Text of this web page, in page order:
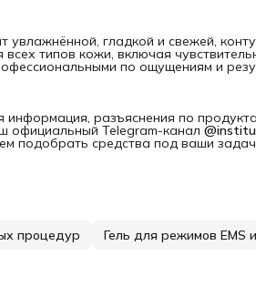
гладкой и свежей,
всех типов кожи, включая
по ощущениям и
информация, разъяснения по
официальный Telegram-канал
подобрать средства под ваши
процедур Гель для режимов EMS и